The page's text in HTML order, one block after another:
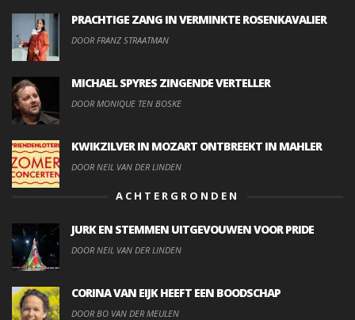
PRACHTIGE ZANG IN VERMINKTE ROSENKAVALIER
DOOR FRANZ STRAATMAN
MICHAEL SPYRES ZINGENDE VERTELLER
DOOR MONIQUE TEN BOSKE
KWIKZILVER IN MOZART ONTBREEKT IN MAHLER
DOOR NEIL VAN DER LINDEN
ACHTERGRONDEN
JURK EN STEMMEN UITGEVOUWEN VOOR PRIDE
DOOR NEIL VAN DER LINDEN
CORINA VAN EIJK HEEFT EEN BOODSCHAP
DOOR BO VAN DER MEULEN